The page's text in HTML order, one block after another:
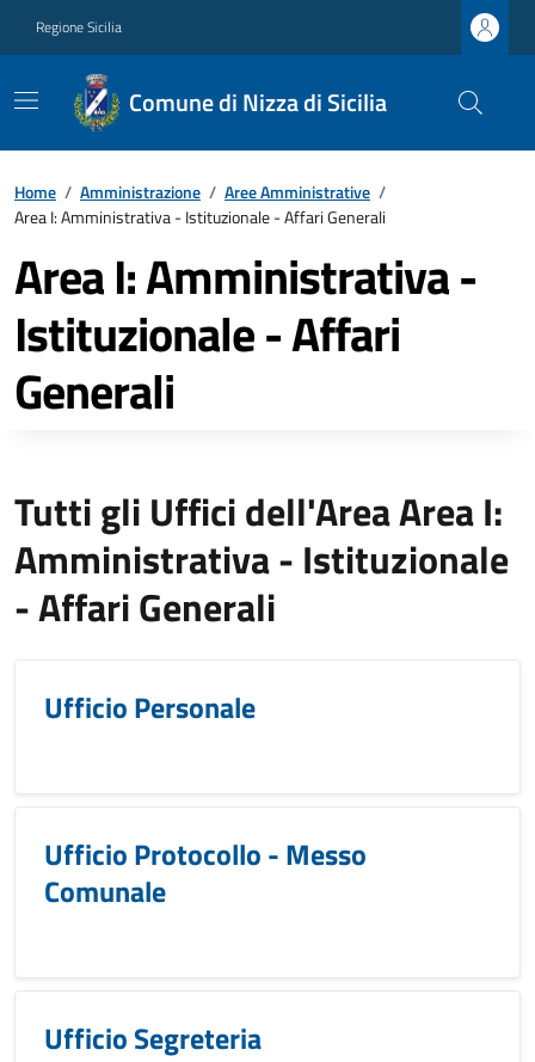
Regione Sicilia
Comune di Nizza di Sicilia
Home / Amministrazione / Aree Amministrative /
Area I: Amministrativa - Istituzionale - Affari Generali
Area I: Amministrativa -
Istituzionale - Affari
Generali
Tutti gli Uffici dell'Area Area I:
Amministrativa - Istituzionale
- Affari Generali
Ufficio Personale
Ufficio Protocollo - Messo
Comunale
Ufficio Segreteria